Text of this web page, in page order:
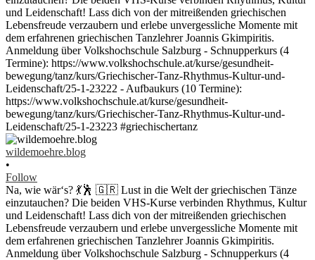
wildemoehre.blog
•
Follow
Na, wie wär‘s? 💃🕺 🇬🇷 Lust in die Welt der griechischen Tänze
einzutauchen? Die beiden VHS-Kurse verbinden Rhythmus, Kultur
und Leidenschaft! Lass dich von der mitreißenden griechischen
Lebensfreude verzaubern und erlebe unvergessliche Momente mit
dem erfahrenen griechischen Tanzlehrer Joannis Gkimpiritis.
Anmeldung über Volkshochschule Salzburg - Schnupperkurs (4